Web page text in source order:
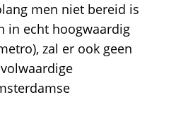
men niet bereid is
in echt hoogwaardig
zal er ook geen